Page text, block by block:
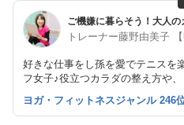
好きな仕事をし孫を愛でテニスを
フ女子♪役立つカラダの整え方や
嫌ブログ。20年先も笑顔で暮らせ
ヨガ・フィットネスジャンル 246